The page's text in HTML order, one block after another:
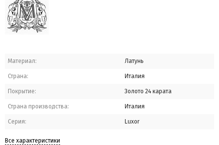
Материал: Латунь
Страна: Италия
Покрытие: Золото 24 карата
Страна производства: Италия
Серия: Luxor
Все характеристики